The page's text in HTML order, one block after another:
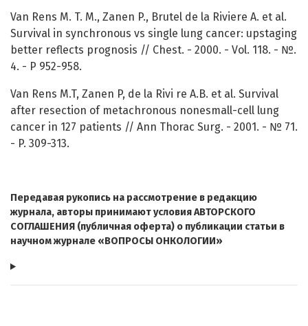
Van Rens M. T. M., Zanen P., Brutel de la Riviere A. et al.
Survival in synchronous vs single lung cancer: upstaging
better reflects prognosis // Chest. - 2000. - Vol. 118. - №.
4. - P 952-958.
Van Rens M.T, Zanen P, de la Rivi re A.B. et al. Survival
after resection of metachronous nonesmall-cell lung
cancer in 127 patients // Ann Thorac Surg. - 2001. - № 71.
- P. 309-313.
Передавая рукопись на рассмотрение в редакцию
журнала, авторы принимают условия АВТОРСКОГО
СОГЛАШЕНИЯ (публичная оферта) о публикации статьи в
научном журнале «ВОПРОСЫ ОНКОЛОГИИ»